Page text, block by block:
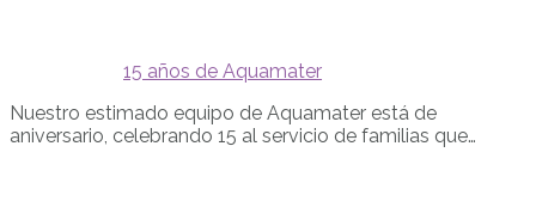
15 años de Aquamater
Nuestro estimado equipo de Aquamater está de
aniversario, celebrando 15 al servicio de familias que…